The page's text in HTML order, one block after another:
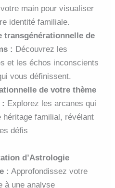
main pour visualiser
identité familiale.
transgénérationnelle de
: Découvrez les
et les échos inconscients
vous définissent.
de votre thème
Explorez les arcanes qui
héritage familial, révélant
défis
d’Astrologie
: Approfondissez votre
à une analyse